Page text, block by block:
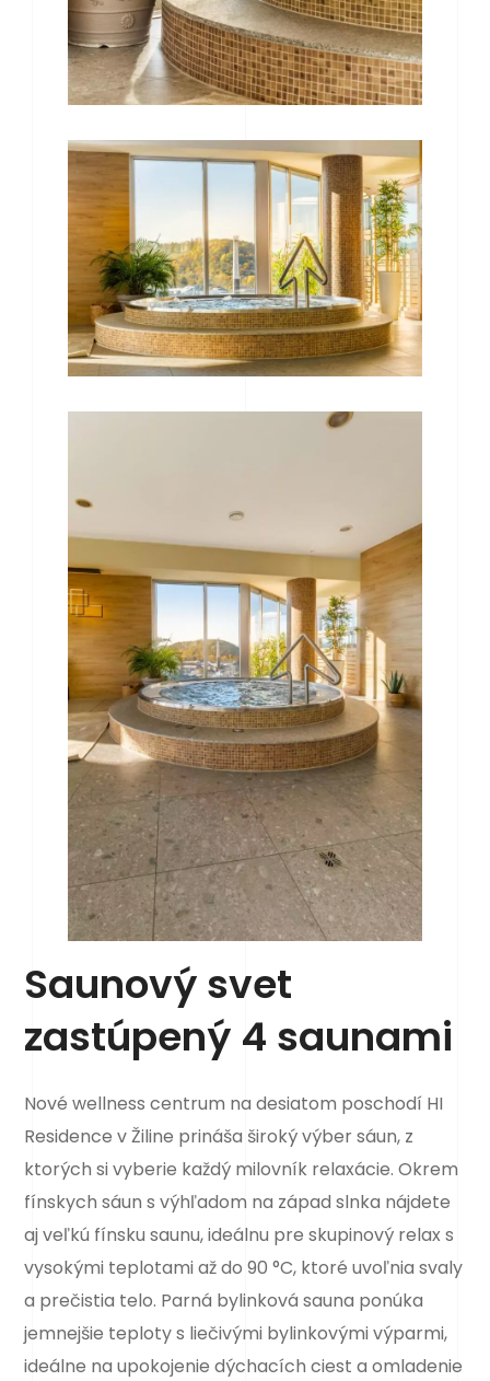
Saunový svet
zastúpený 4 saunami
Nové wellness centrum na desiatom poschodí HI
Residence v Žiline prináša široký výber sáun, z
ktorých si vyberie každý milovník relaxácie. Okrem
fínskych sáun s výhľadom na západ slnka nájdete
aj veľkú fínsku saunu, ideálnu pre skupinový relax s
vysokými teplotami až do 90 °C, ktoré uvoľnia svaly
a prečistia telo. Parná bylinková sauna ponúka
jemnejšie teploty s liečivými bylinkovými výparmi,
ideálne na upokojenie dýchacích ciest a omladenie